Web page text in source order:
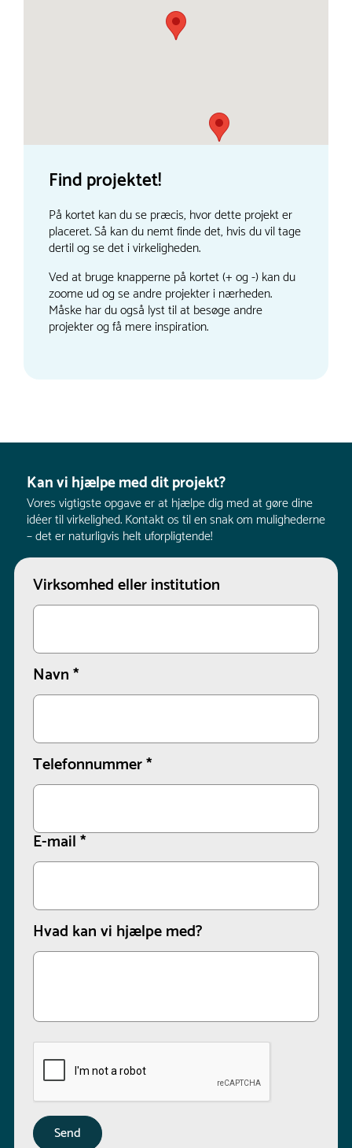
Find projektet!
På kortet kan du se præcis, hvor dette projekt er
placeret. Så kan du nemt finde det, hvis du vil tage
dertil og se det i virkeligheden.
Ved at bruge knapperne på kortet (+ og -) kan du
zoome ud og se andre projekter i nærheden.
Måske har du også lyst til at besøge andre
projekter og få mere inspiration.
Kan vi hjælpe med dit projekt?
Vores vigtigste opgave er at hjælpe dig med at gøre dine
idéer til virkelighed. Kontakt os til en snak om mulighederne
– det er naturligvis helt uforpligtende!
Virksomhed eller institution
Navn*
Telefonnummer*
E-mail*
Hvad kan vi hjælpe med?